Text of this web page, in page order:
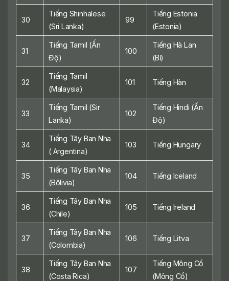
30
Tiếng Shinhalese
(Sri Lanka)
99
Tiếng Estonia
(Estonia)
31
Tiếng Tamil (Ấn
Độ)
100
Tiếng Hà Lan
(Bỉ)
32
Tiếng Tamil
(Malaysia)
101 Tiếng Hàn
33
Tiếng Tamil (Sir
Lanka)
102
Tiếng Hindi (Ấn
Độ)
34
Tiếng Tây Ban Nha
( Argentina)
103 Tiếng Hungary
35
Tiếng Tây Ban Nha
(Bôlivia)
104 Tiếng Iceland
36
Tiếng Tây Ban Nha
(Chile)
105 Tiếng Ireland
37
Tiếng Tây Ban Nha
(Colombia)
106 Tiếng Litva
38
Tiếng Tây Ban Nha
(Costa Rica)
107
Tiếng Mông Cổ
(Mông Cổ)